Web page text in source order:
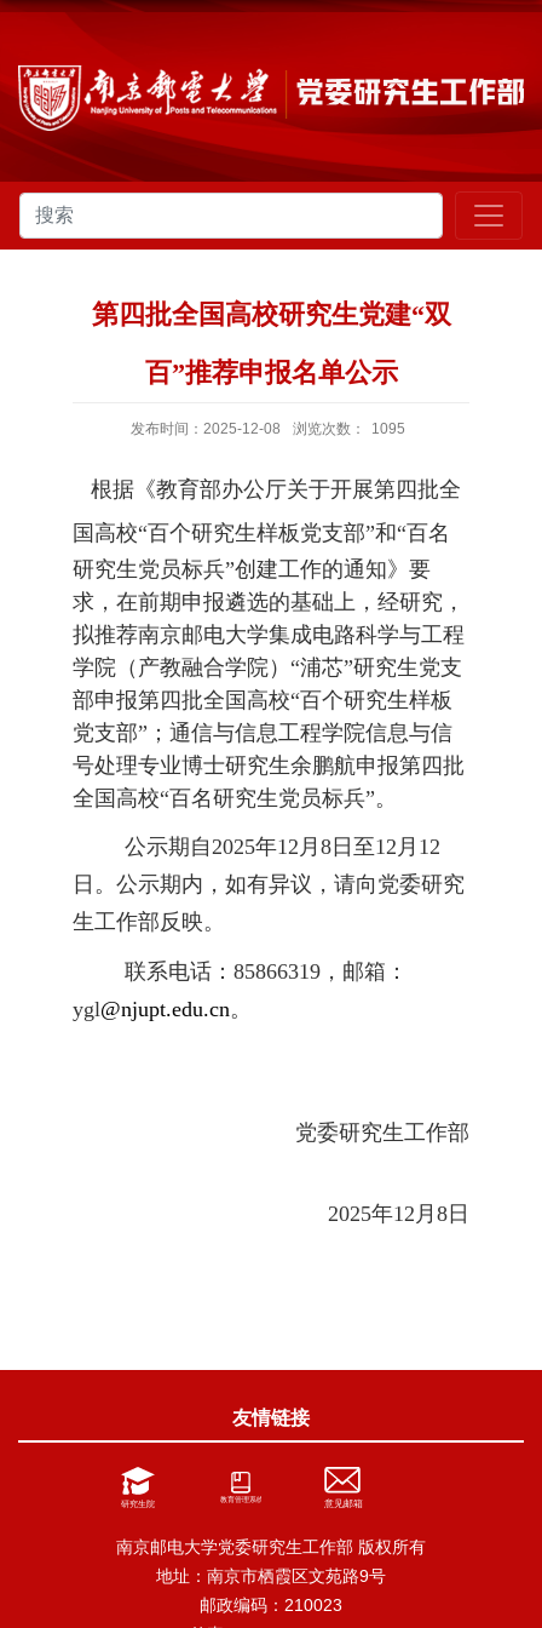
第四批全国高校研究生党建“双
百”推荐申报名单公示
发布时间：2025-12-08 浏览次数： 1095
根据《教育部办公厅关于开展第四批全
国高校“百个研究生样板党支部”和“百名
研究生党员标兵”创建工作的通知》要
求，在前期申报遴选的基础上，经研究，
拟推荐南京邮电大学集成电路科学与工程
学院（产教融合学院）“浦芯”研究生党支
部申报第四批全国高校“百个研究生样板
党支部”；通信与信息工程学院信息与信
号处理专业博士研究生余鹏航申报第四批
全国高校“百名研究生党员标兵”。
公示期自2025年12 月 8 日至12 月 12
日。公示期内，如有异议，请向 党委研究
生工作部反映。
联系电话： 85866319 ，邮箱：
ygl@njupt.edu.cn。
党委研究生工作部
2025年12 月 8 日
友情链接
南京邮电大学党委研究生工作部 版权所有
地址：南京市栖霞区文苑路9号
邮政编码：210023